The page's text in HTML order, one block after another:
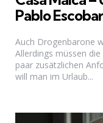
Pablo
Auch Drogenbarone
Allerdings müssen
paar zusätzlichen
will man im Urlaub...